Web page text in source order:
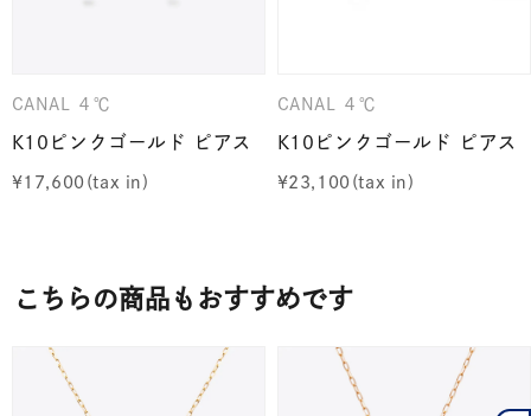
CANAL ４℃
K10ピンクゴールド ピアス
¥17,600
CANAL ４℃
K10ピンクゴールド ピアス
¥23,100
こちらの商品もおすすめです